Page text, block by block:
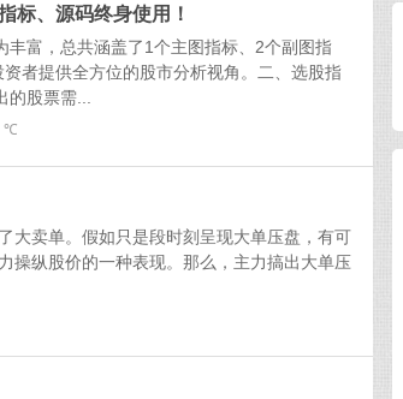
标、源码终身使用！
富，总共涵盖了1个主图指标、2个副图指
者提供全方位的股市分析视角。二、选股指
股票需...
℃
大卖单。假如只是段时刻呈现大单压盘，有可
操纵股价的一种表现。那么，主力搞出大单压